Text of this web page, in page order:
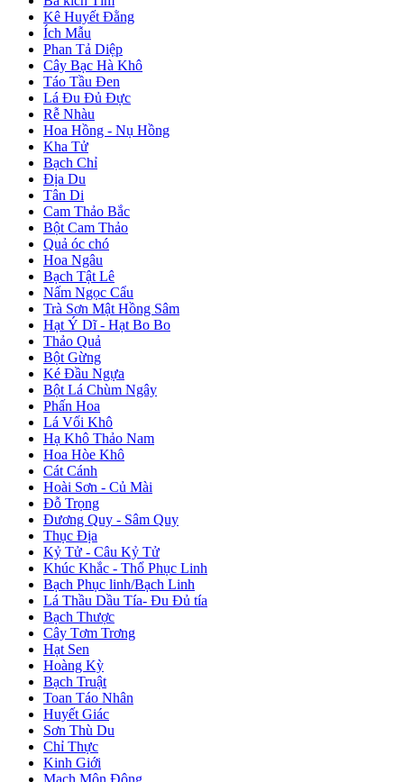
Kê Huyết Đằng
Ích Mẫu
Phan Tả Diệp
Cây Bạc Hà Khô
Táo Tầu Đen
Lá Đu Đủ Đực
Rễ Nhàu
Hoa Hồng - Nụ Hồng
Kha Tử
Bạch Chỉ
Địa Du
Tân Di
Cam Thảo Bắc
Bột Cam Thảo
Quả óc chó
Hoa Ngâu
Bạch Tật Lê
Nấm Ngọc Cẩu
Trà Sơn Mật Hồng Sâm
Hạt Ý Dĩ - Hạt Bo Bo
Thảo Quả
Bột Gừng
Ké Đầu Ngựa
Bột Lá Chùm Ngây
Phấn Hoa
Lá Vối Khô
Hạ Khô Thảo Nam
Hoa Hòe Khô
Cát Cánh
Hoài Sơn - Củ Mài
Đỗ Trọng
Đương Quy - Sâm Quy
Thục Địa
Kỷ Tử - Câu Kỷ Tử
Khúc Khắc - Thổ Phục Linh
Bạch Phục linh/Bạch Linh
Lá Thầu Dầu Tía- Đu Đủ tía
Bạch Thược
Cây Tơm Trơng
Hạt Sen
Hoàng Kỳ
Bạch Truật
Toan Táo Nhân
Huyết Giác
Sơn Thù Du
Chỉ Thực
Kinh Giới
Mạch Môn Đông